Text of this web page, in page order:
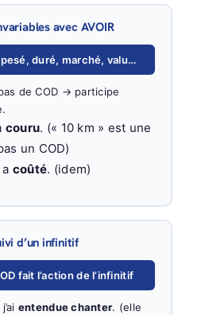
avec AVOIR
duré, marché, valu…
de COD → participe
couru. (« 10 km » est une
un COD)
coûté. (idem)
d’un infinitif
fait l’action de l’infinitif
entendue chanter. (elle